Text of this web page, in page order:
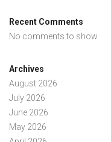
Recent Comments
No comments to show.
Archives
August 2026
July 2026
June 2026
May 2026